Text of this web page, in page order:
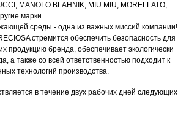
MANOLO BLAHNIK, MIU MIU, MORELLATO,
марки.
среды - одна из важных миссий компании!
стремится обеспечить безопасность для
продукцию бренда, обеспечивает экологически
а также со всей ответственностью подходит к
технологий производства.
в течение двух рабочих дней следующих